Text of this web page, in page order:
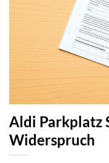
Aldi Parkplatz
Widerspruch